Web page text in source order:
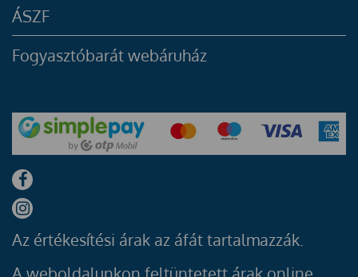
ÁSZF
Fogyasztóbarát webáruház
Az értékesítési árak az áfát tartalmazzák.